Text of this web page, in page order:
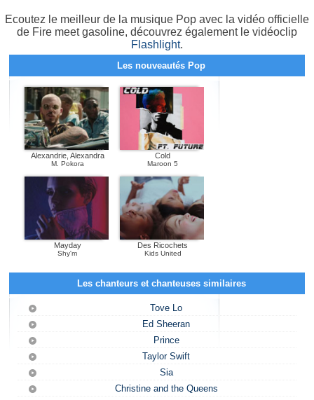
Ecoutez le meilleur de la musique Pop avec la vidéo officielle
de Fire meet gasoline, découvrez également le vidéoclip
Flashlight.
Les nouveautés Pop
Alexandrie, Alexandra
M. Pokora
Cold
Maroon 5
Mayday
Shy'm
Des Ricochets
Kids United
Les chanteurs et chanteuses similaires
Tove Lo
Ed Sheeran
Prince
Taylor Swift
Sia
Christine and the Queens